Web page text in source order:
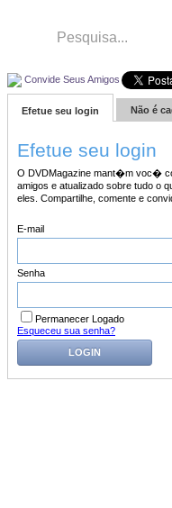
Convide Seus Amigos
Efetue seu login Não é
Efetue seu login
O DVDMagazine mant�m voc�
amigos e atualizado sobre tudo o
eles. Compartilhe, comente e
E-mail
Senha
Permanecer Logado
Esqueceu sua senha?
LOGIN